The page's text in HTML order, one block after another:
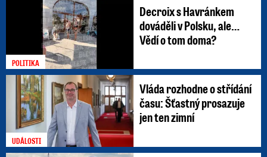
POLITIKA
Decroix s Havránkem
dováděli v Polsku, ale…
Vědí o tom doma?
UDÁLOSTI
Vláda rozhodne o střídání
času: Šťastný prosazuje
jen ten zimní